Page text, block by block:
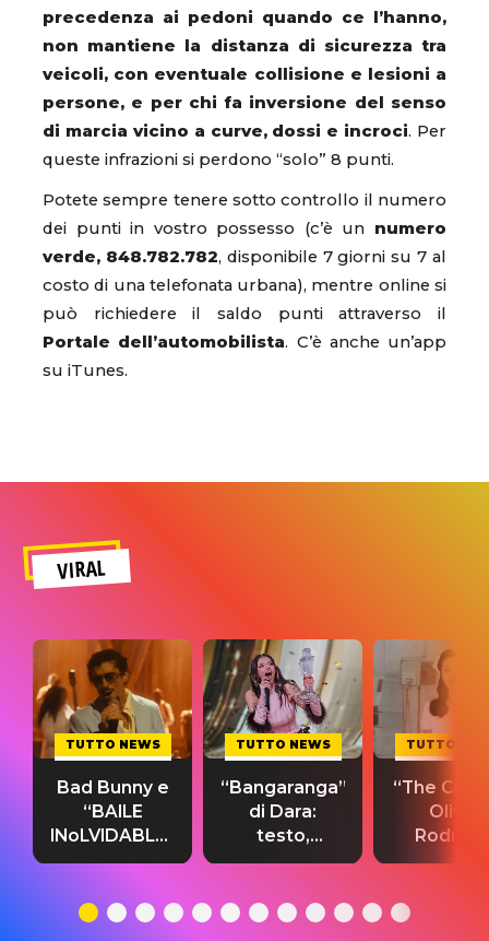
precedenza ai pedoni quando ce l’hanno,
non mantiene la distanza di sicurezza tra
veicoli, con eventuale collisione e lesioni a
persone, e per chi fa inversione del senso
di marcia vicino a curve, dossi e incroci. Per
queste infrazioni si perdono “solo” 8 punti.
Potete sempre tenere sotto controllo il numero
dei punti in vostro possesso (c’è un numero
verde, 848.782.782, disponibile 7 giorni su 7 al
costo di una telefonata urbana), mentre online si
può richiedere il saldo punti attraverso il
Portale dell’automobilista. C’è anche un’app
su iTunes.
VIRAL
TUTTO NEWS
Bad Bunny e
“BAILE
INoLVIDABLE”:
testo,
significato
TUTTO NEWS
“Bangaranga”
di Dara:
testo,
traduzione e
del singolo
TUTTO
“The
Olivia
testo,